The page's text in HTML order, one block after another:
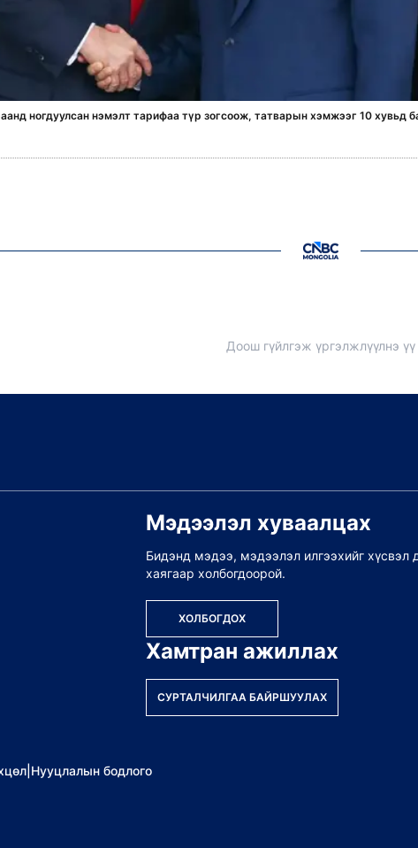
ногдуулсан нэмэлт тарифаа түр зогсоож, татварын хэмжээг 10 хувьд
Доош гүйлгэж үргэлжлүүлнэ үү
Мэдээлэл хуваалцах
Бидэнд мэдээ, мэдээлэл илгээхийг хүсвэл
хаягаар холбогдоорой.
ХОЛБОГДОХ
Хамтран ажиллах
СУРТАЛЧИЛГАА БАЙРШУУЛАХ
Нууцлалын бодлого